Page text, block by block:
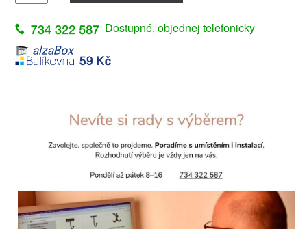
Dostupné, objednej telefonicky